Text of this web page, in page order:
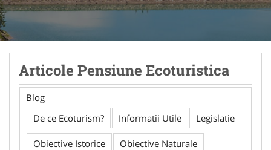
Articole Pensiune Ecoturistica
Blog
De ce Ecoturism?
Informatii Utile Legislatie
Obiective Istorice Obiective Naturale